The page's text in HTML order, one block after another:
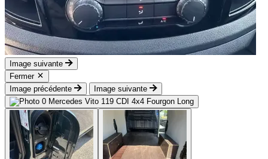
Image suivante
Fermer
Image précédente
Image suivante